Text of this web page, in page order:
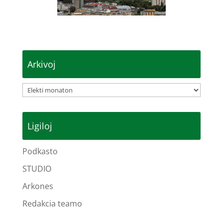
Arkivoj
Arkivoj
Ligiloj
Podkasto
STUDIO
Arkones
Redakcia teamo